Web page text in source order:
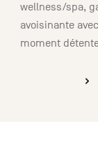
wellness/spa,
avoisinante
moment